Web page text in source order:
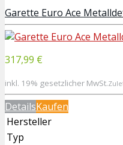
Garette Euro Ace
317,99 €
inkl. 19% gesetzlicher MwSt.
DetailsKaufen
Hersteller
Typ